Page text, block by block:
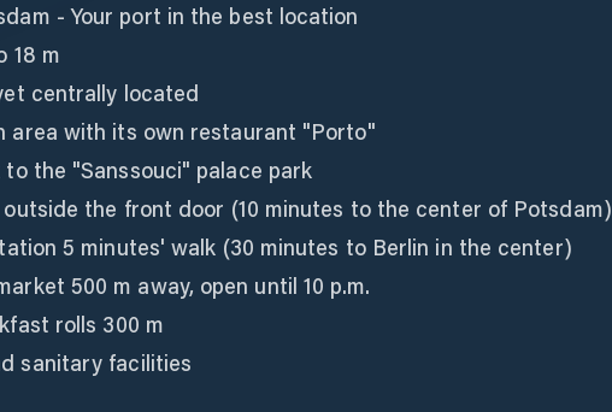
- Your port in the best location
18 m
centrally located
area with its own restaurant "Porto"
to the "Sanssouci" palace park
the front door (10 minutes to the center of Potsdam)
5 minutes' walk (30 minutes to Berlin in the center)
500 m away, open until 10 p.m.
rolls 300 m
sanitary facilities